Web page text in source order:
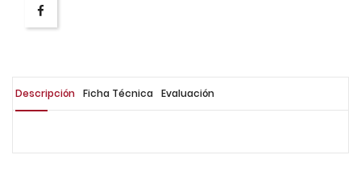
Descripción Ficha Técnica Evaluación